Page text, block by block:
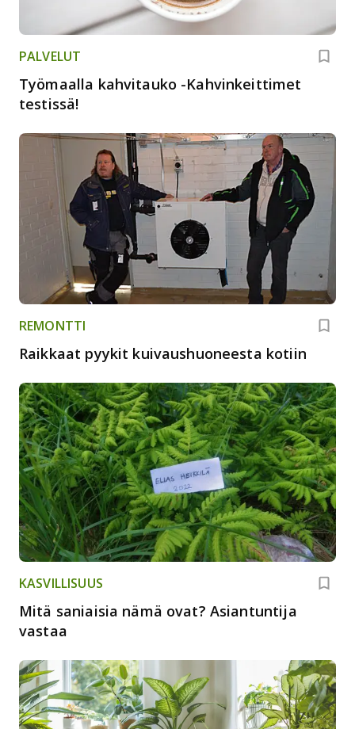
PALVELUT
Työmaalla kahvitauko -Kahvinkeittimet
testissä!
REMONTTI
Raikkaat pyykit kuivaushuoneesta kotiin
KASVILLISUUS
Mitä saniaisia nämä ovat? Asiantuntija
vastaa